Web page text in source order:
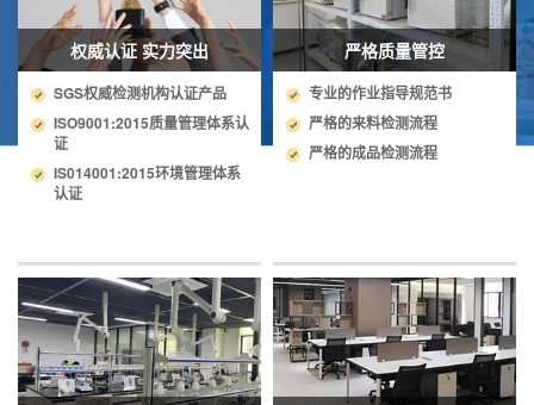
权威认证 实力突出
SGS权威检测机构认证产品
ISO9001:2015质量管理体系认
证
IS014001:2015环境管理体系
认证
严格质量管控
专业的作业指导规范书
严格的来料检测流程
严格的成品检测流程